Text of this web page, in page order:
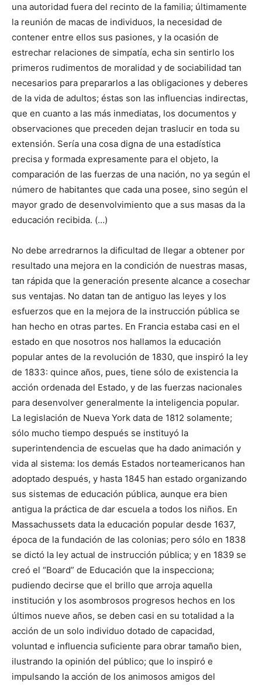
una autoridad fuera del recinto de la familia; últimamente
la reunión de macas de individuos, la necesidad de
contener entre ellos sus pasiones, y la ocasión de
estrechar relaciones de simpatía, echa sin sentirlo los
primeros rudimentos de moralidad y de sociabilidad tan
necesarios para prepararlos a las obligaciones y deberes
de la vida de adultos; éstas son las influencias indirectas,
que en cuanto a las más inmediatas, los documentos y
observaciones que preceden dejan traslucir en toda su
extensión. Sería una cosa digna de una estadística
precisa y formada expresamente para el objeto, la
comparación de las fuerzas de una nación, no ya según el
número de habitantes que cada una posee, sino según el
mayor grado de desenvolvimiento que a sus masas da la
educación recibida. (…)
No debe arredrarnos la dificultad de llegar a obtener por
resultado una mejora en la condición de nuestras masas,
tan rápida que la generación presente alcance a cosechar
sus ventajas. No datan tan de antiguo las leyes y los
esfuerzos que en la mejora de la instrucción pública se
han hecho en otras partes. En Francia estaba casi en el
estado en que nosotros nos hallamos la educación
popular antes de la revolución de 1830, que inspiró la ley
de 1833: quince años, pues, tiene sólo de existencia la
acción ordenada del Estado, y de las fuerzas nacionales
para desenvolver generalmente la inteligencia popular.
La legislación de Nueva York data de 1812 solamente;
sólo mucho tiempo después se instituyó la
superintendencia de escuelas que ha dado animación y
vida al sistema: los demás Estados norteamericanos han
adoptado después, y hasta 1845 han estado organizando
sus sistemas de educación pública, aunque era bien
antigua la práctica de dar escuela a todos los niños. En
Massachussets data la educación popular desde 1637,
época de la fundación de las colonias; pero sólo en 1838
se dictó la ley actual de instrucción pública; y en 1839 se
creó el “Board” de Educación que la inspecciona;
pudiendo decirse que el brillo que arroja aquella
institución y los asombrosos progresos hechos en los
últimos nueve años, se deben casi en su totalidad a la
acción de un solo individuo dotado de capacidad,
voluntad e influencia suficiente para obrar tamaño bien,
ilustrando la opinión del público; que lo inspiró e
impulsando la acción de los animosos amigos del